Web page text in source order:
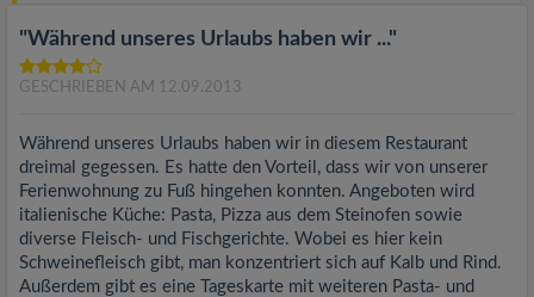
"Während unseres Urlaubs haben wir ..."
GESCHRIEBEN AM 12.09.2013
Während unseres Urlaubs haben wir in diesem Restaurant
dreimal gegessen. Es hatte den Vorteil, dass wir von unserer
Ferienwohnung zu Fuß hingehen konnten. Angeboten wird
italienische Küche: Pasta, Pizza aus dem Steinofen sowie
diverse Fleisch- und Fischgerichte. Wobei es hier kein
Schweinefleisch gibt, man konzentriert sich auf Kalb und Rind.
Außerdem gibt es eine Tageskarte mit weiteren Pasta- und